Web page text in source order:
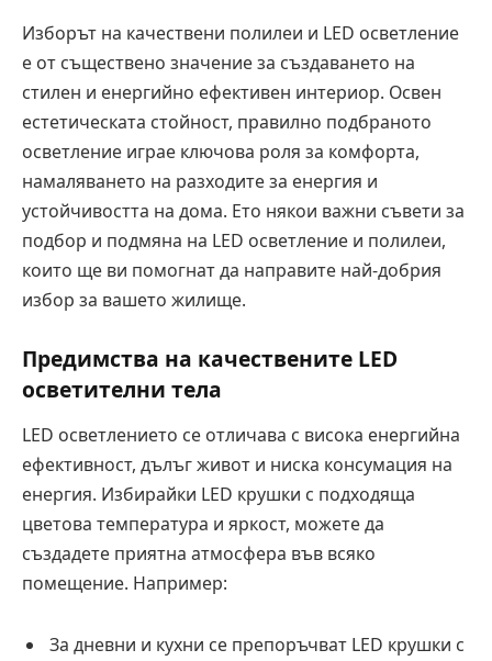
Изборът на качествени полилеи и LED осветление
е от съществено значение за създаването на
стилен и енергийно ефективен интериор. Освен
естетическата стойност, правилно подбраното
осветление играе ключова роля за комфорта,
намаляването на разходите за енергия и
устойчивостта на дома. Ето някои важни съвети за
подбор и подмяна на LED осветление и полилеи,
които ще ви помогнат да направите най-добрия
избор за вашето жилище.
Предимства на качествените LED
осветителни тела
LED осветлението се отличава с висока енергийна
ефективност, дълъг живот и ниска консумация на
енергия. Избирайки LED крушки с подходяща
цветова температура и яркост, можете да
създадете приятна атмосфера във всяко
помещение. Например:
За дневни и кухни се препоръчват LED крушки с